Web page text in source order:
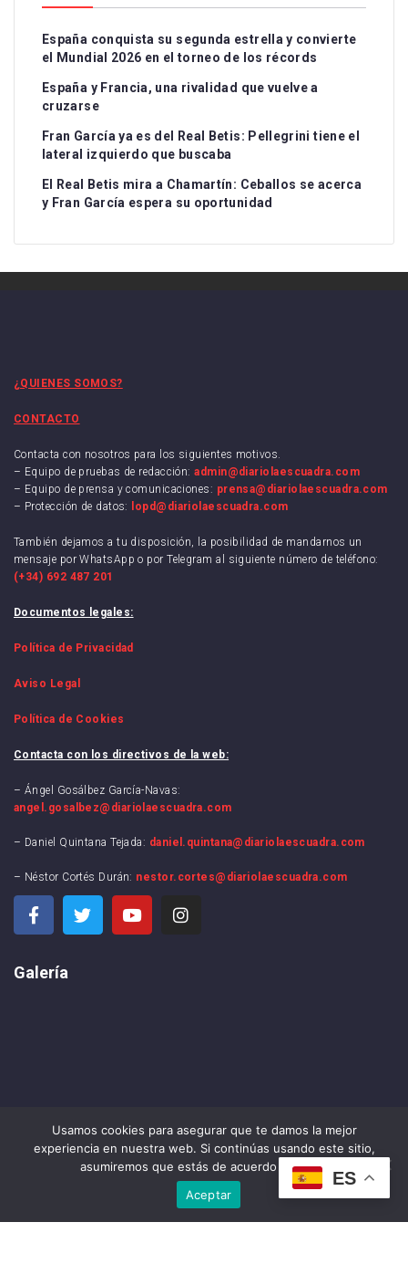
España conquista su segunda estrella y convierte
el Mundial 2026 en el torneo de los récords
España y Francia, una rivalidad que vuelve a
cruzarse
Fran García ya es del Real Betis: Pellegrini tiene el
lateral izquierdo que buscaba
El Real Betis mira a Chamartín: Ceballos se acerca
y Fran García espera su oportunidad
¿QUIENES SOMOS?
CONTACTO
Contacta con nosotros para los siguientes motivos.
– Equipo de pruebas de redacción:admin@diariolaescuadra.com
– Equipo de prensa y comunicaciones: prensa@diariolaescuadra.com
– Protección de datos:
lopd@diariolaescuadra.com
También dejamos a tu disposición, la posibilidad de mandarnos un
mensaje por WhatsApp o por Telegram al siguiente número de teléfono:
(+34) 692 487 201
Documentos legales:
Política de Privacidad
Aviso Legal
Política de Cookies
Contacta con los directivos de la web:
– Ángel Gosálbez García-Navas:
angel.gosalbez@diariolaescuadra.com
– Daniel Quintana Tejada: daniel.quintana@diariolaescuadra.com
– Néstor Cortés Durán: nestor.cortes@diariolaescuadra.com
Galería
ES
Usamos cookies para asegurar que te damos la mejor
experiencia en nuestra web. Si continúas usando este sitio,
asumiremos que estás de acuerdo con ello.
Aceptar